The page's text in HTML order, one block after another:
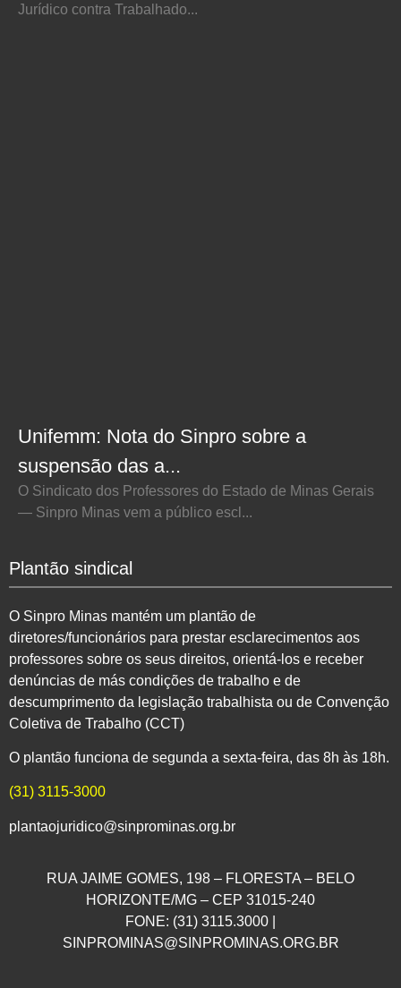
Jurídico contra Trabalhado...
Unifemm: Nota do Sinpro sobre a
suspensão das a...
O Sindicato dos Professores do Estado de Minas Gerais
— Sinpro Minas vem a público escl...
Plantão sindical
O Sinpro Minas mantém um plantão de
diretores/funcionários para prestar esclarecimentos aos
professores sobre os seus direitos, orientá-los e receber
denúncias de más condições de trabalho e de
descumprimento da legislação trabalhista ou de Convenção
Coletiva de Trabalho (CCT)
O plantão funciona de segunda a sexta-feira, das 8h às 18h.
(31) 3115-3000
plantaojuridico@sinprominas.org.br
RUA JAIME GOMES, 198 – FLORESTA – BELO
HORIZONTE/MG – CEP 31015-240
FONE: (31) 3115.3000 |
SINPROMINAS@SINPROMINAS.ORG.BR